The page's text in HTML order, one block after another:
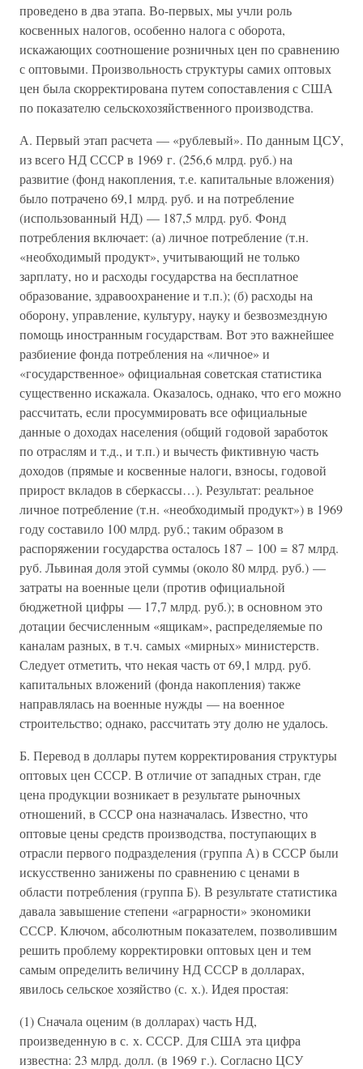
проведено в два этапа. Во-первых, мы учли роль
косвенных налогов, особенно налога с оборота,
искажающих соотношение розничных цен по сравнению
с оптовыми. Произвольность структуры самих оптовых
цен была скорректирована путем сопоставления с США
по показателю сельскохозяйственного производства.
А. Первый этап расчета — «рублевый». По данным ЦСУ,
из всего НД СССР в 1969 г. (256,6 млрд. руб.) на
развитие (фонд накопления, т.е. капитальные вложения)
было потрачено 69,1 млрд. руб. и на потребление
(использованный НД) — 187,5 млрд. руб. Фонд
потребления включает: (а) личное потребление (т.н.
«необходимый продукт», учитывающий не только
зарплату, но и расходы государства на бесплатное
образование, здравоохранение и т.п.); (б) расходы на
оборону, управление, культуру, науку и безвозмездную
помощь иностранным государствам. Вот это важнейшее
разбиение фонда потребления на «личное» и
«государственное» официальная советская статистика
существенно искажала. Оказалось, однако, что его можно
рассчитать, если просуммировать все официальные
данные о доходах населения (общий годовой заработок
по отраслям и т.д., и т.п.) и вычесть фиктивную часть
доходов (прямые и косвенные налоги, взносы, годовой
прирост вкладов в сберкассы…). Результат: реальное
личное потребление (т.н. «необходимый продукт») в 1969
году составило 100 млрд. руб.; таким образом в
распоряжении государства осталось 187 – 100 = 87 млрд.
руб. Львиная доля этой суммы (около 80 млрд. руб.) —
затраты на военные цели (против официальной
бюджетной цифры — 17,7 млрд. руб.); в основном это
дотации бесчисленным «ящикам», распределяемые по
каналам разных, в т.ч. самых «мирных» министерств.
Следует отметить, что некая часть от 69,1 млрд. руб.
капитальных вложений (фонда накопления) также
направлялась на военные нужды — на военное
строительство; однако, рассчитать эту долю не удалось.
Б. Перевод в доллары путем корректирования структуры
оптовых цен СССР. В отличие от западных стран, где
цена продукции возникает в результате рыночных
отношений, в СССР она назначалась. Известно, что
оптовые цены средств производства, поступающих в
отрасли первого подразделения (группа А) в СССР были
искусственно занижены по сравнению с ценами в
области потребления (группа Б). В результате статистика
давала завышение степени «аграрности» экономики
СССР. Ключом, абсолютным показателем, позволившим
решить проблему корректировки оптовых цен и тем
самым определить величину НД СССР в долларах,
явилось сельское хозяйство (с. х.). Идея простая:
(1) Сначала оценим (в долларах) часть НД,
произведенную в с. х. СССР. Для США эта цифра
известна: 23 млрд. долл. (в 1969 г.). Согласно ЦСУ